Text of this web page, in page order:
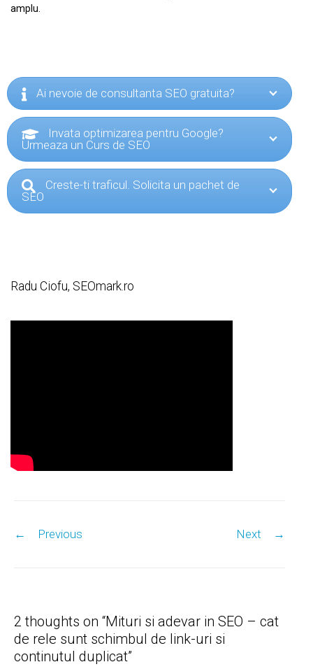
amplu.
Ai nevoie de consultanta SEO gratuita?
Invata optimizarea pentru Google?
Urmeaza un Curs de SEO
Creste-ti traficul. Solicita un pachet de
SEO
Radu Ciofu, SEOmark.ro
← Previous Next →
2 thoughts on “Mituri si adevar in SEO – cat
de rele sunt schimbul de link-uri si
continutul duplicat”